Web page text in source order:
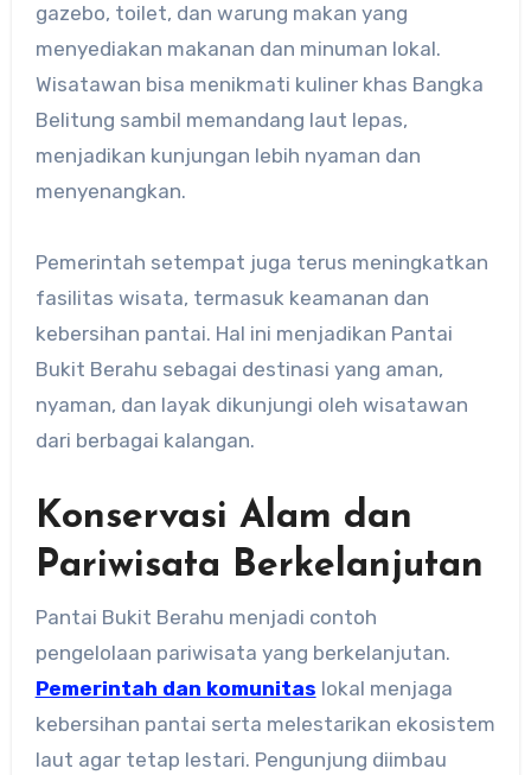
gazebo, toilet, dan warung makan yang
menyediakan makanan dan minuman lokal.
Wisatawan bisa menikmati kuliner khas Bangka
Belitung sambil memandang laut lepas,
menjadikan kunjungan lebih nyaman dan
menyenangkan.
Pemerintah setempat juga terus meningkatkan
fasilitas wisata, termasuk keamanan dan
kebersihan pantai. Hal ini menjadikan Pantai
Bukit Berahu sebagai destinasi yang aman,
nyaman, dan layak dikunjungi oleh wisatawan
dari berbagai kalangan.
Konservasi Alam dan
Pariwisata Berkelanjutan
Pantai Bukit Berahu menjadi contoh
pengelolaan pariwisata yang berkelanjutan.
Pemerintah dan komunitas lokal menjaga
kebersihan pantai serta melestarikan ekosistem
laut agar tetap lestari. Pengunjung diimbau